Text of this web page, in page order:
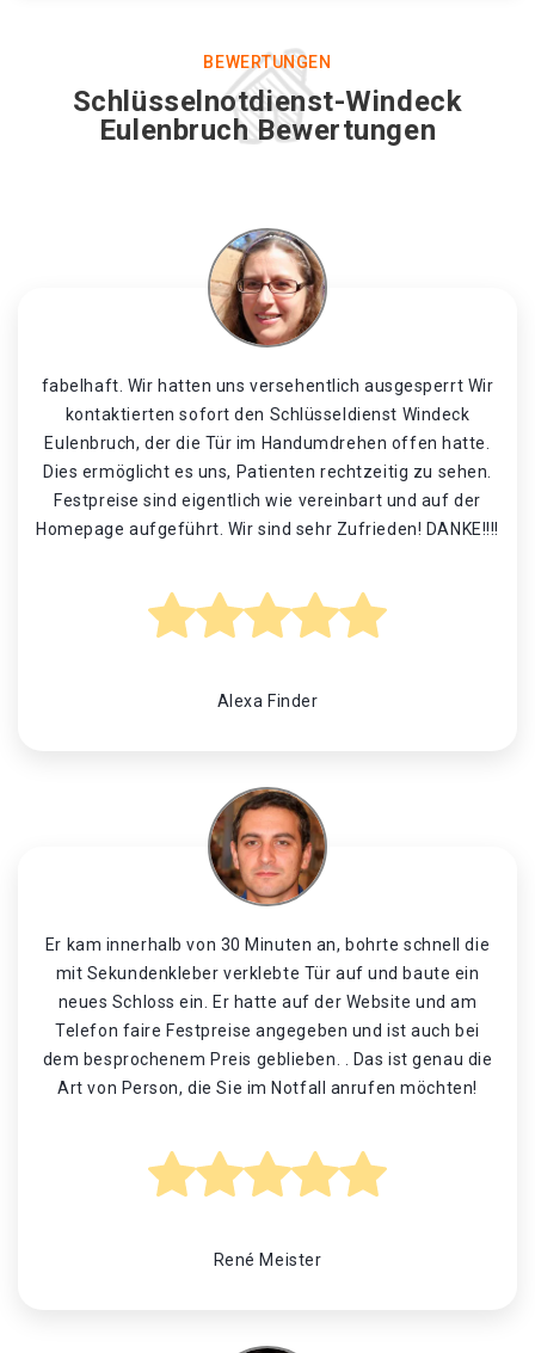
BEWERTUNGEN
Schlüsselnotdienst-Windeck
Eulenbruch Bewertungen
fabelhaft. Wir hatten uns versehentlich ausgesperrt Wir
kontaktierten sofort den Schlüsseldienst Windeck
Eulenbruch, der die Tür im Handumdrehen offen hatte.
Dies ermöglicht es uns, Patienten rechtzeitig zu sehen.
Festpreise sind eigentlich wie vereinbart und auf der
Homepage aufgeführt. Wir sind sehr Zufrieden! DANKE!!!!
Alexa Finder
Er kam innerhalb von 30 Minuten an, bohrte schnell die
mit Sekundenkleber verklebte Tür auf und baute ein
neues Schloss ein. Er hatte auf der Website und am
Telefon faire Festpreise angegeben und ist auch bei
dem besprochenem Preis geblieben. . Das ist genau die
Art von Person, die Sie im Notfall anrufen möchten!
René Meister